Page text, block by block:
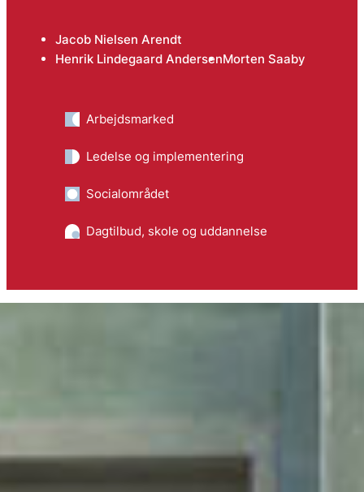
Jacob Nielsen Arendt
Henrik Lindegaard AndersenMorten Saaby
Arbejdsmarked
Ledelse og implementering
Socialområdet
Dagtilbud, skole og uddannelse